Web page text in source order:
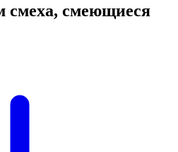
смеха, смеющиеся